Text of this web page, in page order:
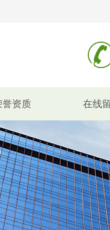
誉资质 在线